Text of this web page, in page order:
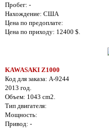
Пробег: -
Нахождение: США
Цена по предоплате:
Цена по приходу: 12400 $.
KAWASAKI Z1000
Код для заказа: A-9244
2013 год.
Объем: 1043 cm2.
Тип двигателя:
Мощность:
Привод: -